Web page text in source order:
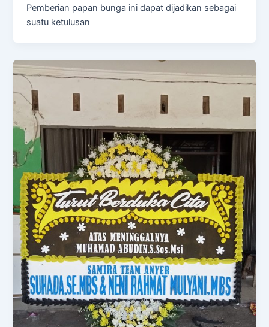
Pemberian papan bunga ini dapat dijadikan sebagai
suatu ketulusan